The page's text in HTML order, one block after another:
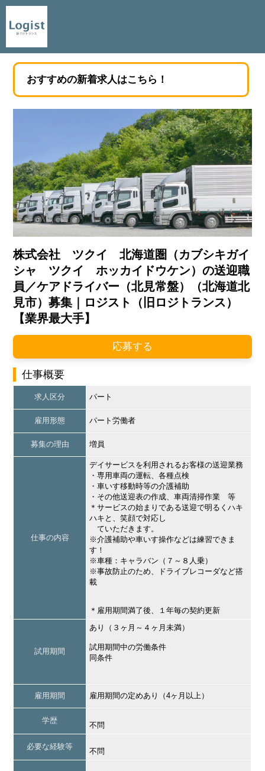
おすすめの新着求人はこちら！
株式会社 ツクイ 北海道圏（カブシキガイ
シャ ツクイ ホッカイドウケン）の送迎職
員／ケアドライバー（北見常盤）（北海道北
見市）募集｜ロジスト（旧ロジトランス）
【業界最大手】
応募する
仕事概要
求人区分 パート
雇用形態 パート労働者
募集の理由 増員
仕事の内容
デイサービスを利用されるお客様の送迎業務
・専用車両の運転、各種点検
・車いす移動時等の介護補助
・その他送迎表の作成、車両清掃作業 等
＊サービスの始まりである送迎で明るくハキ
ハキと、笑顔で対応し
ていただきます。
※介護補助や車いす操作などは練習できま
す！
※車種：キャラバン（７～８人乗）
※事故防止のため、ドライブレコーダなど搭
載
＊雇用期間満了後、１年毎の契約更新
試用期間
あり（３ヶ月～４ヶ月未満）
試用期間中の労働条件
同条件
雇用期間 雇用期間の定めあり（4ヶ月以上）
学歴
不問
必要な経験等
不問